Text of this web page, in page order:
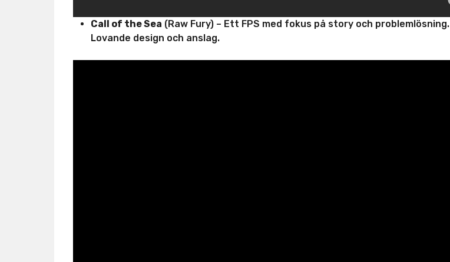
Call of the Sea (Raw Fury) – Ett FPS med fokus på story och problemlösning.
Lovande design och anslag.